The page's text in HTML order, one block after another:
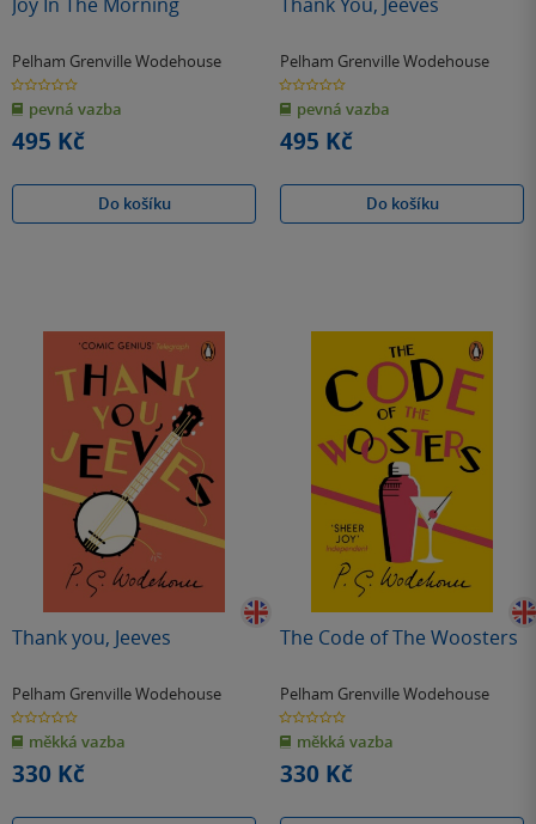
Pelham Grenville Wodehouse
0.0
z
5
hvězdiček
pevná vazba
495 Kč
Do košíku
Pelham Grenville Wodehouse
0.0
z
5
hvězdiček
pevná vazba
495 Kč
Do košíku
Thank you, Jeeves
Pelham Grenville Wodehouse
0.0
z
5
hvězdiček
měkká vazba
330 Kč
The Code of The Woosters
Pelham Grenville Wodehouse
0.0
z
5
hvězdiček
měkká vazba
330 Kč